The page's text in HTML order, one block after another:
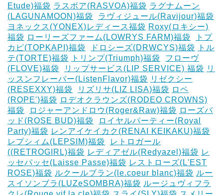
Etude)福袋 ラスボア(RASVOA)福袋 ラグナムーン
(LAGUNAMOON)福袋
ラヴィジュール(Ravijour)福袋
ヨネックス(YONEX)レディース福袋 Roxy(ロキシー)
福袋 ローリーズファーム(LOWRYS FARM)福袋
トプ
カピ(TOPKAPI)福袋
ドロシーズ(DRWCYS)福袋
トル
テ(TORTE)福袋
トリンプ(Triumph)福袋
フローヴ
(FLOVE)福袋
リップサービス(LIP SERVICE) 福袋 リ
ッスンフレーバー(ListenFlavor)福袋 リゼクシー
(RESEXXY)福袋
リズリサ(LIZ LISA)福袋 ロペ
(ROPE')福袋 ロデオクラウンズ(RODEO CROWNS)
福袋
ロジャーアンドロウ(Roger&Raw)福袋 ローズバ
ッド(ROSE BUD)福袋
ロイヤルパーティー(Royal
Party)福袋 レンアイケイカク(RENAI KEIKAKU)福袋
レプシィム(LEPSIM)福袋
レトロガール
((RETROGIRL)福袋 レディアゼル(Redyazel)福袋 レ
ッセパッセ(Laisse Passe)福袋 レストローズ(L'EST
ROSE)福袋 ルクールブラン(le.coeur blanc)福袋 ルー
スイソンブラ(LUZeSOMBRA)福袋 ルージュヴィフラ